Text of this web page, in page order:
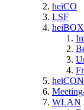
heiCO
LSF
heiBOX
WLAN